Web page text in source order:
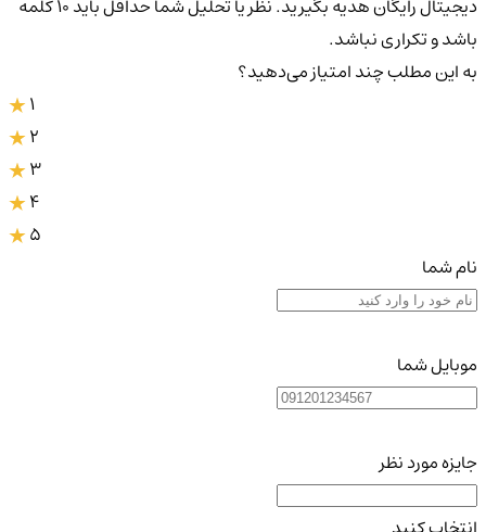
دیجیتال رایگان هدیه بگیرید. نظر یا تحلیل شما حداقل باید ۱۰ کلمه
باشد و تکراری نباشد.
به این مطلب چند امتیاز می‌دهید؟
3
4
5
نام شما
موبایل شما
جایزه مورد نظر